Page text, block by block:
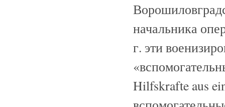
начальника
г. эти
Hilfskrafte aus